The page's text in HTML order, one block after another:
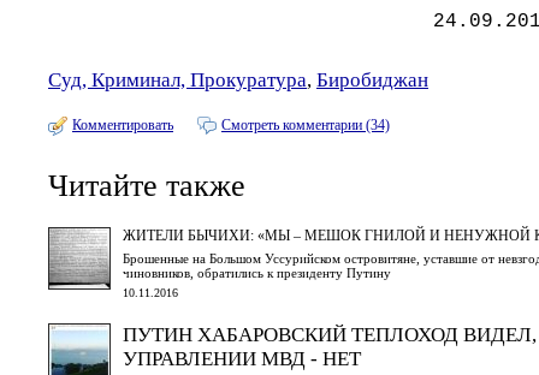
Суд, Криминал, Прокуратура, Биробиджан
Комментировать Смотреть комментарии (34)
Читайте также
ЖИТЕЛИ БЫЧИХИ: «МЫ – МЕШОК ГНИЛОЙ И НЕНУЖНОЙ
Брошенные на Большом Уссурийском островитяне, уставшие от
чиновников, обратились к президенту Путину
10.11.2016
ПУТИН ХАБАРОВСКИЙ ТЕПЛОХОД
УПРАВЛЕНИИ МВД - НЕТ